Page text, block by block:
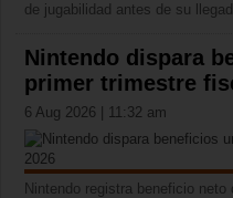
de jugabilidad antes de su
Nintendo dispara
primer trimestre
6 Aug 2026 | 11:32 am
Nintendo registra beneficio